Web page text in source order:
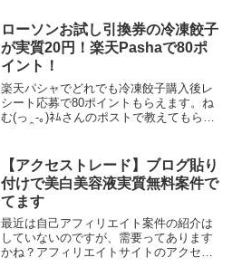
トウ（ハンドメイド応援/生地/布/洋裁/手
芸）(@...
ローソンお試し引換券の冷凍餃子
が実質20円！楽天Pashaで80ポ
イント！
楽天パシャでどれでも冷凍餃子購入後レ
シート応募で80ポイントもらえます。ね
む(っ ̯ -｡)ﾈﾑさんのポストで教えてもらい
ンジ調理の焼餃子（税込167円）が100
ポ...
【アクセストレード】ブログ貼り
付けで美白美容液実質無料案件で
てます
最近は自己アフィリエイト案件の紹介は
していないのですが、需要ってあります
かね？アフィリエイトサイトのアクセス